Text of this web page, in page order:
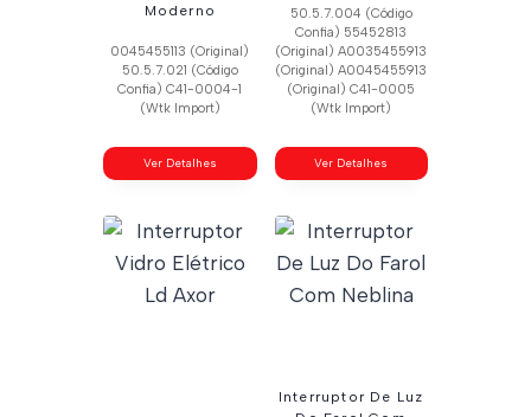
Moderno
0045455113 (Original)
50.5.7.021 (Código
Confia) C41-0004-1
(Wtk Import)
Ver Detalhes
50.5.7.004 (Código
Confia) 55452813
(Original) A0035455913
(Original) A0045455913
(Original) C41-0005
(Wtk Import)
Ver Detalhes
Interruptor De Luz